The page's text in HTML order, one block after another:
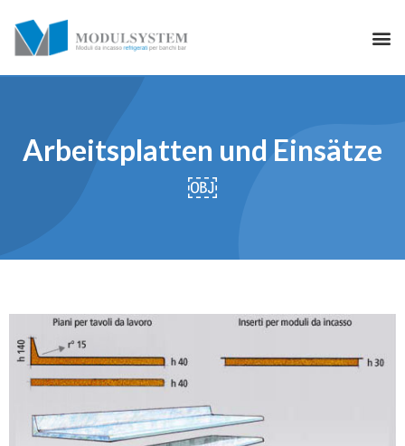
Arbeitsplatten und Einsätze
￼